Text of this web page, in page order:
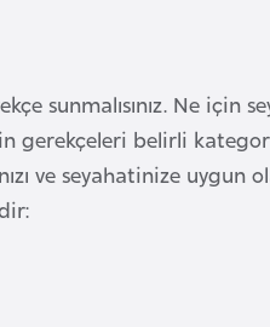
sunmalısınız. Ne için
gerekçeleri belirli
ve seyahatinize uygun